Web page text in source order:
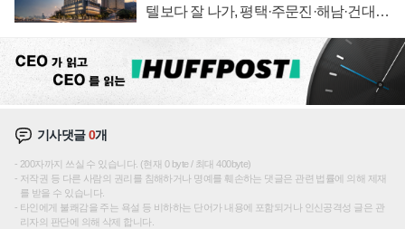
텔보다 잘 나가, 평택·주문진·해남·건대로
기사댓글0개
200자까지 쓰실 수 있습니다. (현재 0 byte / 최대 400byte)
저작권 등 다른 사람의 권리를 침해하거나 명예를 훼손하는 댓글은 관련 법률에 의해 제재
를 받을 수 있습니다.
타인에게 불쾌감을 주는 욕설 등 비하하는 단어가 내용에 포함되거나 인신공격성 글은 관
리자의 판단에 의해 삭제 합니다.